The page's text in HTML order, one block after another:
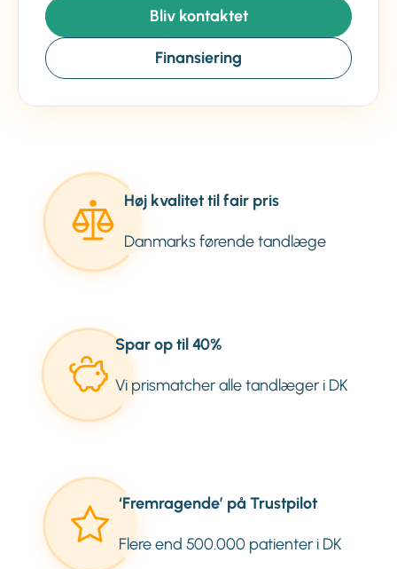
Bliv kontaktet
Finansiering
Høj kvalitet til fair pris
Danmarks førende tandlæge
Spar op til 40%
Vi prismatcher alle tandlæger i DK
‘Fremragende’ på Trustpilot
Flere end 500.000 patienter i DK